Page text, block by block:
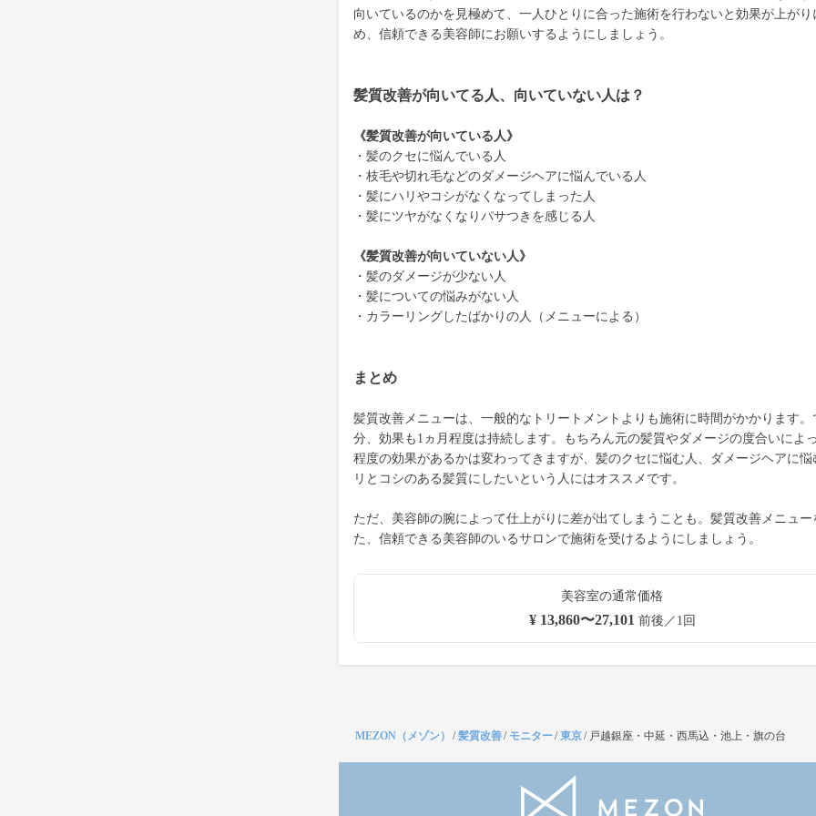
向いているのかを見極めて、一人ひとりに合った施術を行わないと効果が上がり
め、信頼できる美容師にお願いするようにしましょう。
髪質改善が向いてる人、向いていない人は？
《髪質改善が向いている人》
・髪のクセに悩んでいる人
・枝毛や切れ毛などのダメージヘアに悩んでいる人
・髪にハリやコシがなくなってしまった人
・髪にツヤがなくなりパサつきを感じる人
《髪質改善が向いていない人》
・髪のダメージが少ない人
・髪についての悩みがない人
・カラーリングしたばかりの人（メニューによる）
まとめ
髪質改善メニューは、一般的なトリートメントよりも施術に時間がかかります。
分、効果も1ヵ月程度は持続します。もちろん元の髪質やダメージの度合いによ
程度の効果があるかは変わってきますが、髪のクセに悩む人、ダメージヘアに悩
リとコシのある髪質にしたいという人にはオススメです。
ただ、美容師の腕によって仕上がりに差が出てしまうことも。髪質改善メニュー
た、信頼できる美容師のいるサロンで施術を受けるようにしましょう。
美容室の通常価格
¥ 13,860〜27,101 前後／1回
MEZON（メゾン） /髪質改善/ モニター/東京/ 戸越銀座・中延・西馬込・池上・旗の台